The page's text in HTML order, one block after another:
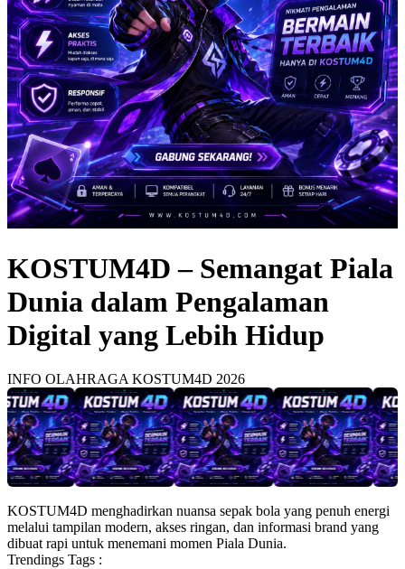
KOSTUM4D – Semangat Piala
Dunia dalam Pengalaman
Digital yang Lebih Hidup
INFO OLAHRAGA KOSTUM4D 2026
KOSTUM4D menghadirkan nuansa sepak bola yang penuh energi
melalui tampilan modern, akses ringan, dan informasi brand yang
dibuat rapi untuk menemani momen Piala Dunia.
Trendings Tags :